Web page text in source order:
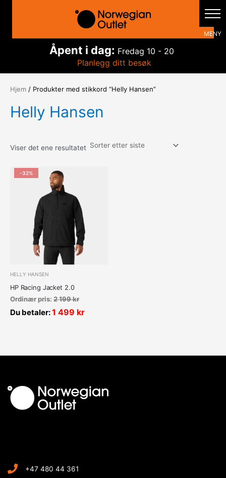
innholdet
Åpent i dag: Fredag 10 - 20
Planlegg ditt besøk
Hjem / Produkter med stikkord “Helly Hansen”
Helly Hansen
Viser det ene resultatet
-32%
HELLY HANSEN
HP Racing Jacket 2.0
Ordinær pris: 2 199kr
Du betaler:1 499 kr
+47 480 44 361